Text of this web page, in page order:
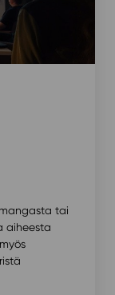
tai
aiheesta